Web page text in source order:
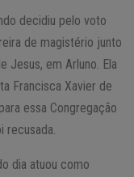
decidiu pelo voto
de magistério junto
Jesus, em Arluno. Ela
Francisca Xavier de
essa Congregação
recusada.
dia atuou como